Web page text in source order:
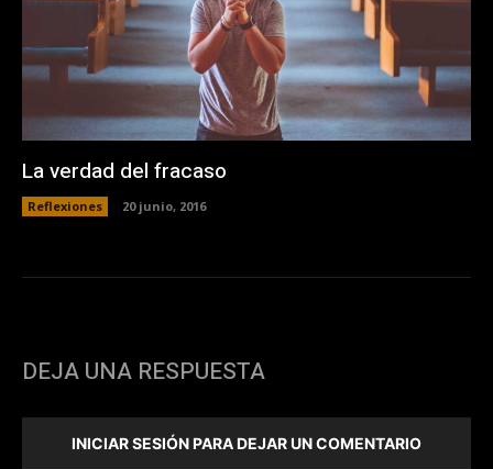
La verdad del fracaso
Reflexiones 20 junio, 2016
DEJA UNA RESPUESTA
INICIAR SESIÓN PARA DEJAR UN COMENTARIO